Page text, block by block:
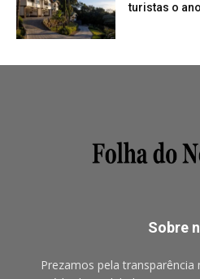
turistas o
Sobre
Prezamos pela